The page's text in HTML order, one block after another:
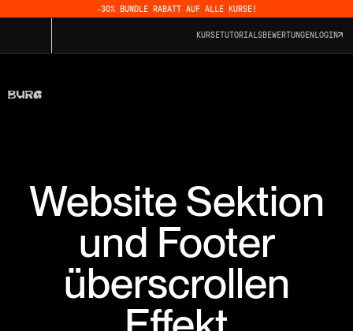
-30% BUNDLE RABATT AUF ALLE KURSE!
KURSETUTORIALSBEWERTUNGEN LOGIN
Website Sektion
und Footer
überscrollen